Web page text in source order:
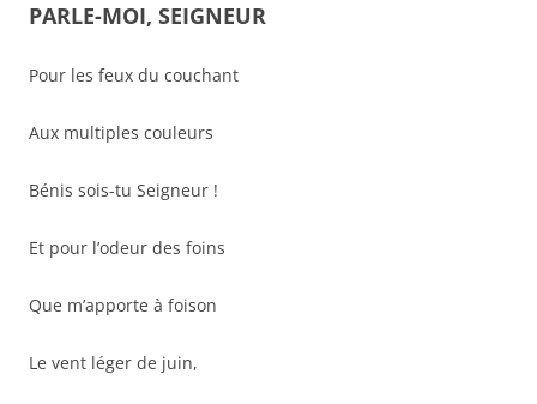
PARLE-MOI, SEIGNEUR
Pour les feux du couchant
Aux multiples couleurs
Bénis sois-tu Seigneur !
Et pour l’odeur des foins
Que m’apporte à foison
Le vent léger de juin,